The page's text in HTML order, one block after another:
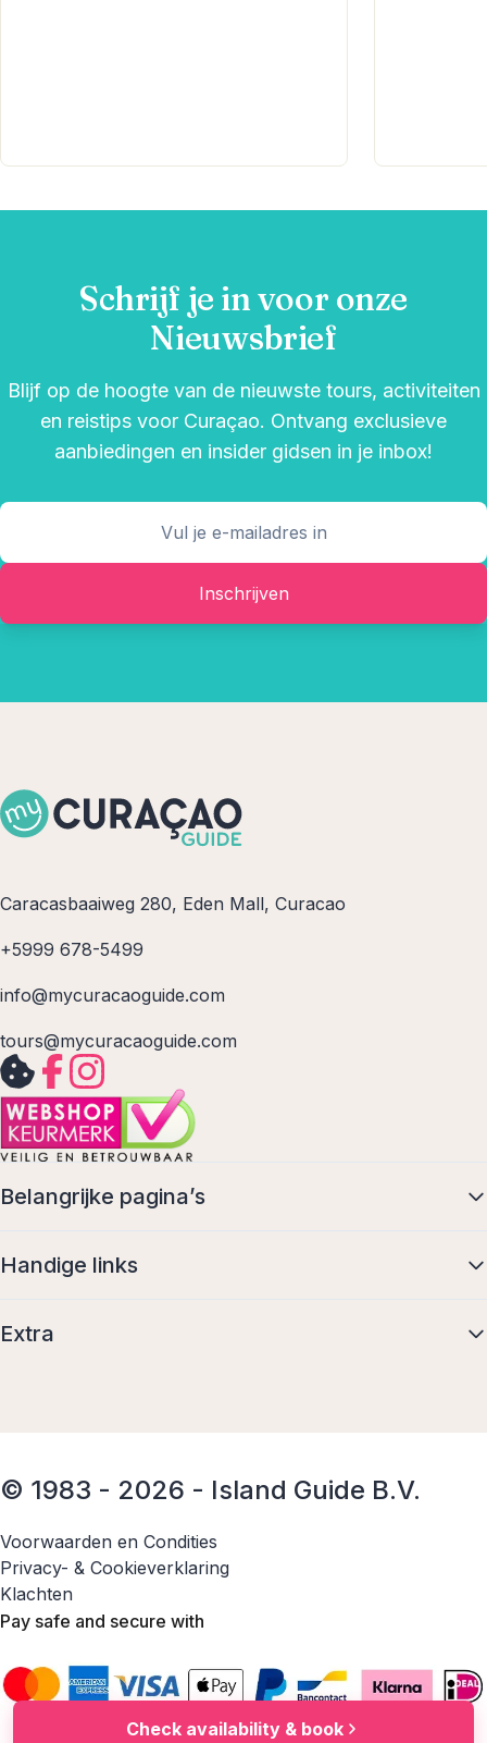
Check availability & book
Schrijf je in voor onze
Nieuwsbrief
Blijf op de hoogte van de nieuwste tours, activiteiten
en reistips voor Curaçao. Ontvang exclusieve
aanbiedingen en insider gidsen in je inbox!
Inschrijven
Caracasbaaiweg 280, Eden Mall, Curacao
+5999 678-5499
info@mycuracaoguide.com
tours@mycuracaoguide.com
Belangrijke pagina’s
Handige links
Extra
© 1983 - 2026 - Island Guide B.V.
Voorwaarden en Condities
Privacy- & Cookieverklaring
Klachten
Pay safe and secure with